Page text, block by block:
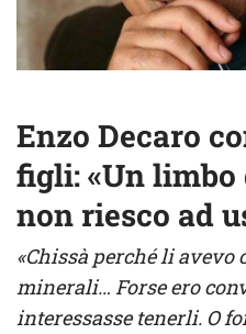
Enzo Decaro
figli: «Un
non riesco ad
«Chissà perché li avevo
minerali… Forse ero
interessasse tenerli. O